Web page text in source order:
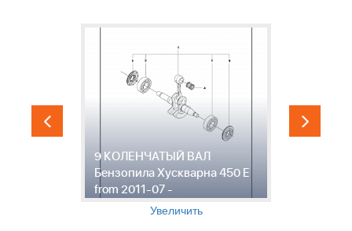
9 КОЛЕНЧАТЫЙ ВАЛ
Бензопила Хускварна 450 E
from 2011-07 -
Увеличить